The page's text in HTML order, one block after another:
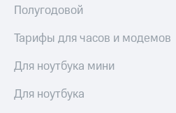
Полугодовой
Тарифы для часов и модемов
Для ноутбука мини
Для ноутбука